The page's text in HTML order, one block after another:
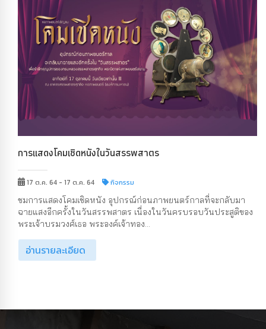
การแสดงโคมเชิดหนังในวันสรรพสาตร
17 ต.ค. 64 - 17 ต.ค. 64 กิจกรรม
ชมการแสดงโคมเชิดหนัง อุปกรณ์ก่อนภาพยนตร์กาลที่จะกลับมา
ฉายแสงอีกครั้งในวันสรรพสาตร เนื่องในวันครบรอบวันประสูติของ
พระเจ้าบรมวงศ์เธอ พระองค์เจ้าทอง...
อ่านรายละเอียด